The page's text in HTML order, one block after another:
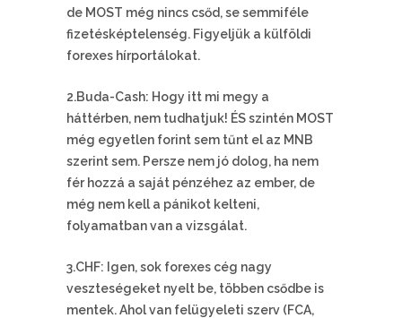
de MOST még nincs csőd, se semmiféle
fizetésképtelenség. Figyeljük a külföldi
forexes hírportálokat.
2.Buda-Cash: Hogy itt mi megy a
háttérben, nem tudhatjuk! ÉS szintén MOST
még egyetlen forint sem tűnt el az MNB
szerint sem. Persze nem jó dolog, ha nem
fér hozzá a saját pénzéhez az ember, de
még nem kell a pánikot kelteni,
folyamatban van a vizsgálat.
3.CHF: Igen, sok forexes cég nagy
veszteségeket nyelt be, többen csődbe is
mentek. Ahol van felügyeleti szerv (FCA,